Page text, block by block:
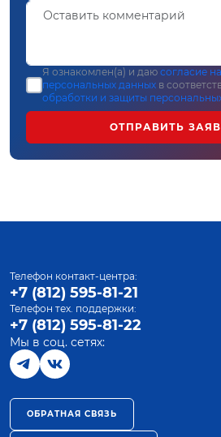
Я ознакомлен(а) и даю согласие
персональных данных в
обработки и защиты
ОТПРАВИТЬ
Телефон контакт-центра:
+7 (812) 595-81-21
Телефон тех. поддержки:
+7 (812) 595-81-22
Мы в соц. сетях:
ОБРАТНАЯ СВЯЗЬ